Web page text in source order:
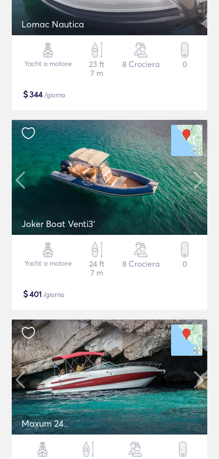
Lomac Nautica
Yacht a motore
23 ft
7 m
8 Crociera 0
$344/giorno
Joker Boat Venti3'
Yacht a motore
24 ft
7 m
8 Crociera 0
$401 /giorno
Maxum 24